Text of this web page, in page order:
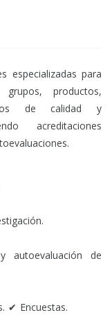
especializadas para
grupos, productos,
de calidad y
acreditaciones
autoevaluación de
✔ Encuestas.